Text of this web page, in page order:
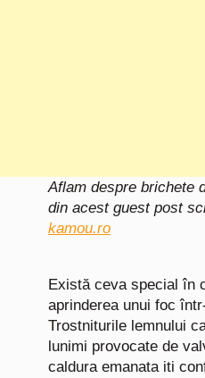
Aflam despre brichete
din acest guest post
kamou.ro
Există ceva special în
aprinderea unui foc
Trostniturile lemnului
lunimi provocate de
caldura emanata iti